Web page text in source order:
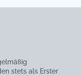
stets als Erster